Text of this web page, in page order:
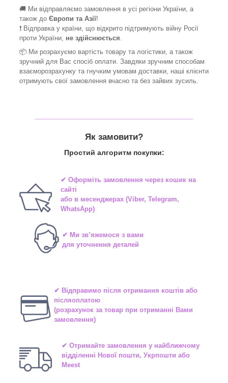
🚚 Ми відправляємо замовлення в усі регіони України, а
також до Європи та Азії!
❗ Відправка у країни, що відкрито підтримують війну Росії
проти України, не здійснюється.
📦 Ми розрахуємо вартість товару та логістики, а також
зручний для Вас спосіб оплати. Завдяки зручним способам
взаєморозрахунку та гнучким умовам доставки, наші клієнти
отримують свої замовлення вчасно та без зайвих зусиль.
Як замовити?
Простий алгоритм покупки:
✔ Оформіть замовлення через кошик на
сайті
або в месенджерах(Viber, Telegram,
WhatsApp)
✔ Ми зв’яжемося з вами
для уточнення деталей
✔ Відправимо після отримання коштів або
післяоплатою
(розрахунок за товар при отриманні Вами
замовлення)
✔ Отримайте замовлення у найближчому
відділенні Нової пошти, Укрпошти або
Meest